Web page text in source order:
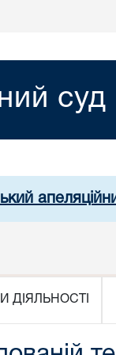
суд
ДІЯЛЬНОСТІ